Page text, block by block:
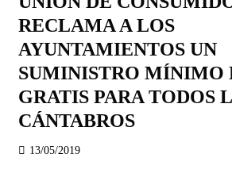
RECLAMA A LOS
AYUNTAMIENTOS UN
SUMINISTRO MÍNIMO
GRATIS PARA TODOS
CÁNTABROS
13/05/2019